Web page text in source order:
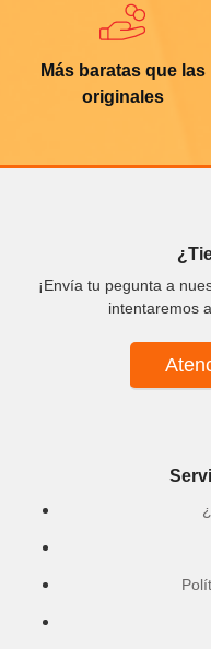
Más baratas que las
originales
¡Envía tu pegunta a
intentaremos